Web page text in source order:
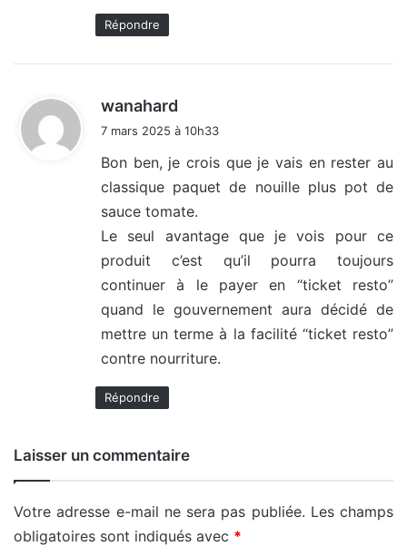
Répondre
wanahard
:
7 mars 2025 à 10h33
Bon ben, je crois que je vais en rester au
classique paquet de nouille plus pot de
sauce tomate.
Le seul avantage que je vois pour ce
produit c’est qu’il pourra toujours
continuer à le payer en “ticket resto”
quand le gouvernement aura décidé de
mettre un terme à la facilité “ticket resto”
contre nourriture.
Répondre
Laisser un commentaire
Votre adresse e-mail ne sera pas publiée. Les champs
obligatoires sont indiqués avec *